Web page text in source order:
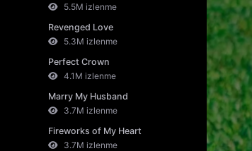
5.5M izlenme
Revenged Love
5.3M izlenme
Perfect Crown
4.1M izlenme
Marry My Husband
3.7M izlenme
Fireworks of My Heart
3.7M izlenme